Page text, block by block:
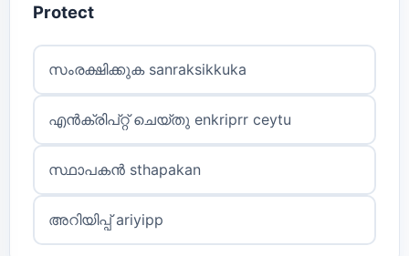
Protect
സംരക്ഷിക്കുക sanraksikkuka
എൻക്രിപ്റ്റ് ചെയ്തു enkriprr ceytu
സ്ഥാപകൻ sthapakan
അറിയിപ്പ് ariyipp